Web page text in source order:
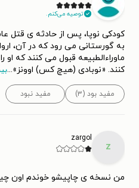
توصیه می‌کنم.
کودکی نوپا، پس از حادثه ی قتل
به گورستانی می رود که در آن،
ماوراءالطبیعه قبول می کنند که او
کنند. «نوبادی (هیچ کس) اوونز»...
مفید بود (۳) مفید نبود
z
zargol
من نسخه ی چاپیشو خوندم اون